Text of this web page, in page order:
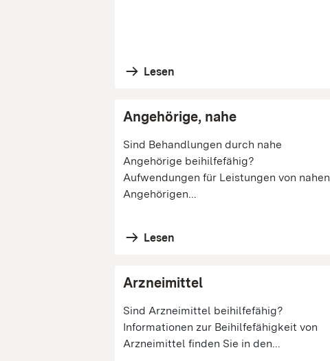
Lesen
Angehörige, nahe
Sind Behandlungen durch nahe
Angehörige beihilfefähig?
Aufwendungen für Leistungen von nahen
Angehörigen...
Lesen
Arzneimittel
Sind Arzneimittel beihilfefähig?
Informationen zur Beihilfefähigkeit von
Arzneimittel finden Sie in den...